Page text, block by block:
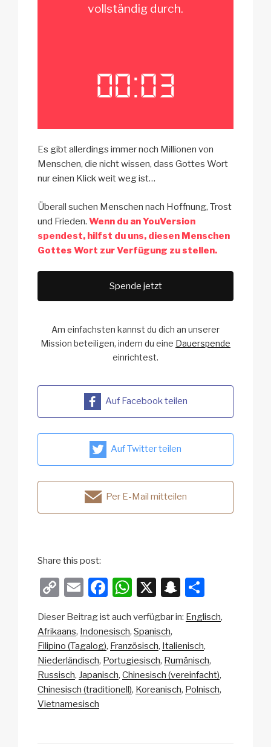
vollständig durch.
Es gibt allerdings immer noch Millionen von
Menschen, die nicht wissen, dass Gottes Wort
nur einen Klick weit weg ist…
Überall suchen Menschen nach Hoffnung, Trost
und Frieden. Wenn du an YouVersion
spendest, hilfst du uns, diesen Menschen
Gottes Wort zur Verfügung zu stellen.
Spende jetzt
Am einfachsten kannst du dich an unserer
Mission beteiligen, indem du eine Dauerspende
einrichtest.
Auf Facebook teilen
Auf Twitter teilen
Per E-Mail mitteilen
Share this post:
C
p
y
Li
n
k
E
ail
F
c
e
b
o
W
at
s
A
p
X
S
a
p
c
h
e
n
Dieser Beitrag ist auch verfügbar in: Englisch
Afrikaans Indonesisch Spanisch
Filipino (Tagalog) Französisch Italienisch
Niederländisch Portugiesisch Rumänisch
Russisch Japanisch Chinesisch (vereinfacht)
Chinesisch (traditionell) Koreanisch Polnisch
Vietnamesisch